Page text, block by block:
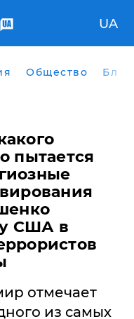
UA
Общество
пытается
США в
отмечает
из самых